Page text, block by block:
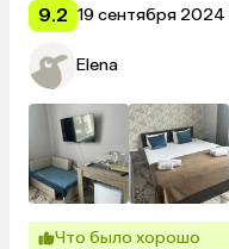
9.2 19 сентября 2024
Elena
Что было хорошо